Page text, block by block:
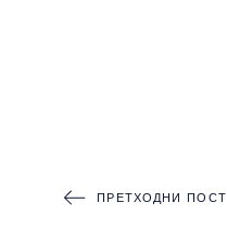
ПРЕТХОДНИ ПОСТ